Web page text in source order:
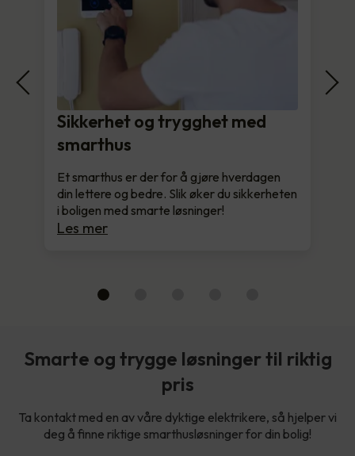
Sikkerhet og trygghet med
smarthus
Et smarthus er der for å gjøre hverdagen
din lettere og bedre. Slik øker du sikkerheten
i boligen med smarte løsninger!
Les mer
Smarte og trygge løsninger til riktig
pris
Ta kontakt med en av våre dyktige elektrikere, så hjelper vi
deg å finne riktige smarthusløsninger for din bolig!